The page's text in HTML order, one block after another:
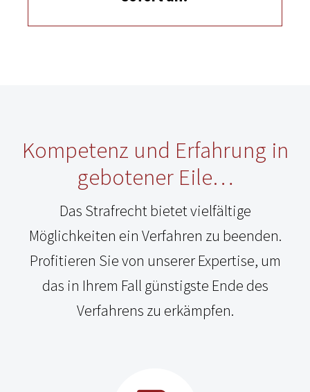
Kompetenz und Erfahrung in
gebotener Eile…
Das Strafrecht bietet vielfältige
Möglichkeiten ein Verfahren zu beenden.
Profitieren Sie von unserer Expertise, um
das in Ihrem Fall günstigste Ende des
Verfahrens zu erkämpfen.